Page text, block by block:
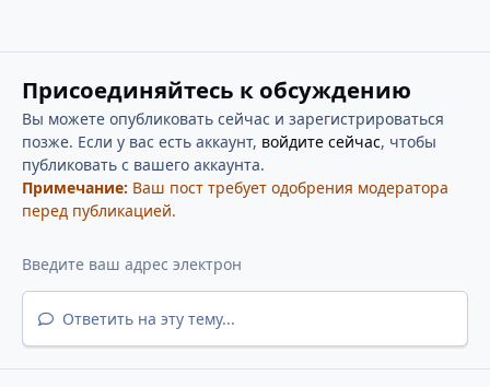
Присоединяйтесь к обсуждению
Вы можете опубликовать сейчас и зарегистрироваться
позже. Если у вас есть аккаунт, войдите сейчас, чтобы
публиковать с вашего аккаунта.
Примечание: Ваш пост требует одобрения модератора
перед публикацией.
Ответить на эту тему...